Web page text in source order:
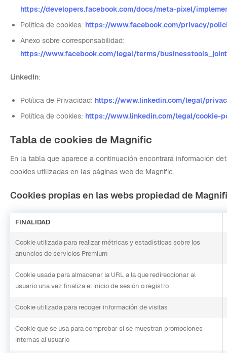
https://developers.facebook.com/docs/meta-pixel/
Política de cookies: https://www.facebook.com/privacy/
Anexo sobre corresponsabilidad:
https://www.facebook.com/legal/terms/
LinkedIn:
Política de Privacidad: https://www.linkedin.com/legal/
Política de cookies: https://www.linkedin.com/legal/cookie-
Tabla de cookies de Magnific
En la tabla que aparece a continuación encontrará información
cookies utilizadas en las páginas web de Magnific.
Cookies propias en las webs propiedad de
FINALIDAD
Cookie utilizada para realizar métricas y estadísticas sobre los
anuncios de servicios Premium
Cookie usada para almacenar la URL a la que redireccionar al
usuario una vez finaliza el inicio de sesión o registro
Cookie utilizada para recoger información de visitas
Cookie que se usa para comprobar si se muestran promociones
internas al usuario